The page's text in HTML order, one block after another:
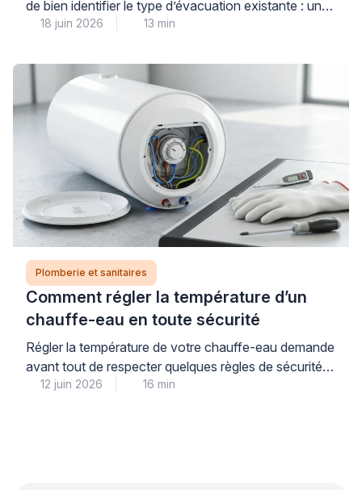
de bien identifier le type d’évacuation existante : une
évacuation horizontale (sortie murale arrière) impose
sol, et choisir un modèle incompatible peut engendrer
des travaux de plomberie imprévus et coûteux. Pour
garantir un achat réussi et éviter toute mauvaise
18 juin 2026 13 min
Plomberie et sanitaires
Comment régler la température d’un
chauffe-eau en toute sécurité
Régler la température de votre chauffe-eau demande
avant tout de respecter quelques règles de sécurité
simples, à commencer par la coupure systématique
12 juin 2026 16 min